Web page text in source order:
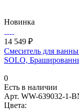
Новинка
14 549 ₽
Смеситель для
SOLO,
0
Есть в наличии
Арт. WW-639032-1-
Цвета: